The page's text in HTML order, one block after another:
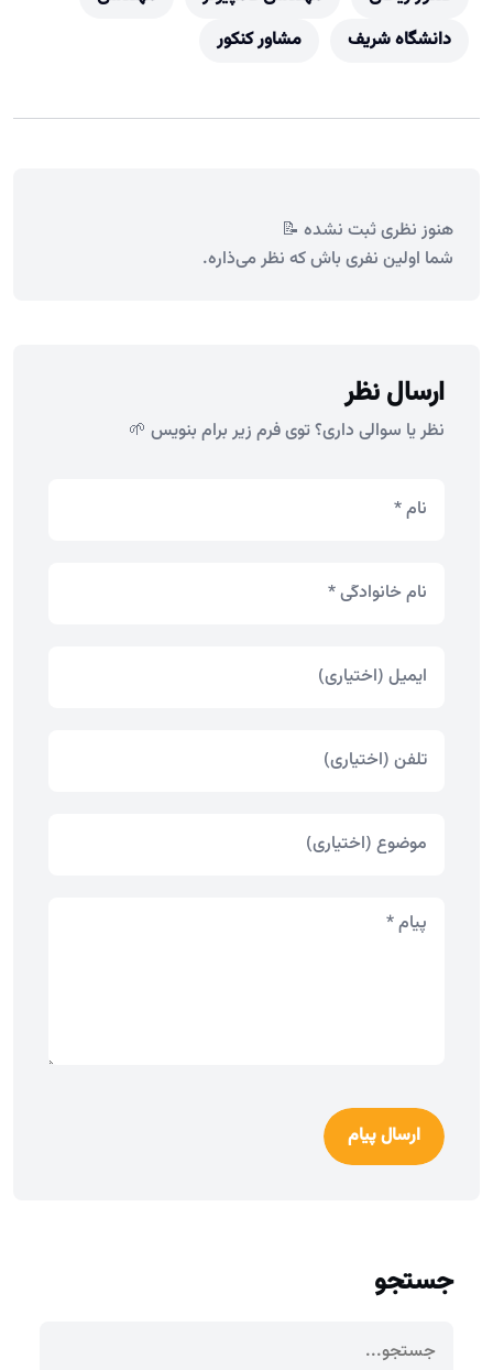
دانشگاه شریف
مشاور کنکور
هنوز نظری ثبت نشده 📝
شما اولین نفری باش که نظر می‌ذاره.
ارسال نظر
نظر یا سوالی داری؟ توی فرم زیر برام بنویس 🌱
ارسال پیام
جستجو